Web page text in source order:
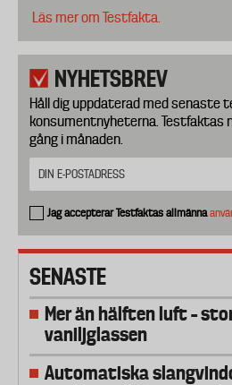
Läs mer om Testfakta.
NYHETSBREV
Håll dig uppdaterad med senaste
konsumentnyheterna. Testfaktas
gång i månaden.
Jag accepterar Testfaktas allmänna
SENASTE
Mer än hälften luft –
vaniljglassen
Automatiska